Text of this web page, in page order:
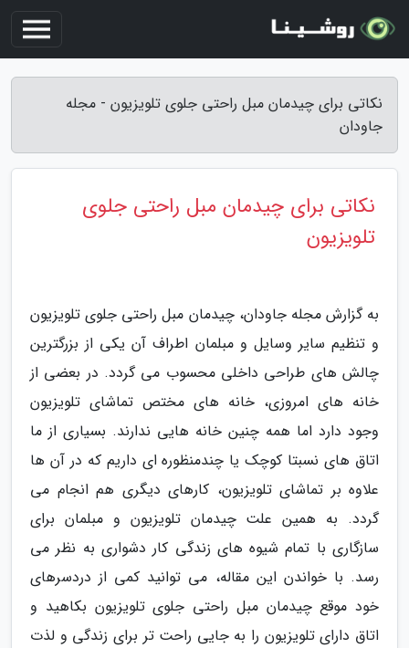
نکاتی برای چیدمان مبل راحتی جلوی تلویزیون - مجله
جاودان
نکاتی برای چیدمان مبل راحتی جلوی
تلویزیون
به گزارش مجله جاودان، چیدمان مبل راحتی جلوی تلویزیون
و تنظیم سایر وسایل و مبلمان اطراف آن یکی از بزرگترین
چالش های طراحی داخلی محسوب می گردد. در بعضی از
خانه های امروزی، خانه های مختص تماشای تلویزیون
وجود دارد اما همه چنین خانه هایی ندارند. بسیاری از ما
اتاق های نسبتا کوچک یا چندمنظوره ای داریم که در آن ها
علاوه بر تماشای تلویزیون، کارهای دیگری هم انجام می
گردد. به همین علت چیدمان تلویزیون و مبلمان برای
سازگاری با تمام شیوه های زندگی کار دشواری به نظر می
رسد. با خواندن این مقاله، می توانید کمی از دردسرهای
خود موقع چیدمان مبل راحتی جلوی تلویزیون بکاهید و
اتاق دارای تلویزیون را به جایی راحت تر برای زندگی و لذت